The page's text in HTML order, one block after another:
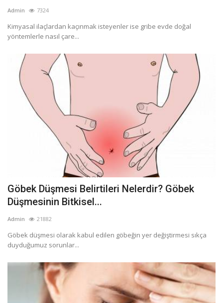
Admin 7324
Kimyasal ilaçlardan kaçınmak isteyenler ise gribe evde doğal
yöntemlerle nasıl çare...
Göbek Düşmesi Belirtileri Nelerdir? Göbek
Düşmesinin Bitkisel...
Admin 21882
Göbek düşmesi olarak kabul edilen göbeğin yer değiştirmesi sıkça
duyduğumuz sorunlar...